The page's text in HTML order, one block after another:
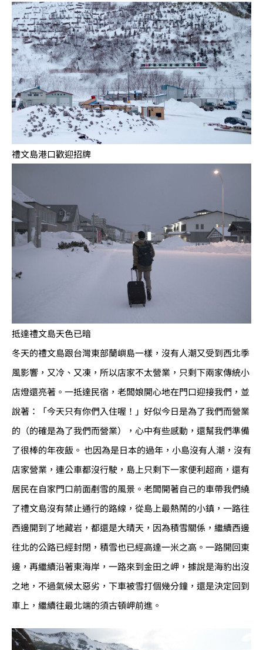
禮文島港口歡迎招牌
抵達禮文島天色已暗
冬天的禮文島跟台灣東部蘭嶼島一樣，沒有人潮又受到西北季
風影響，又冷、又凍，所以店家不太營業，只剩下兩家傳統小
店燈還亮著。一抵達民宿，老闆娘開心地在門口迎接我們，並
說著：「今天只有你們入住喔！」好似今日是為了我們而營業
的（的確是為了我們而營業），心中有些感動，還幫我們準備
了很棒的年夜飯。 也因為是日本的過年，小島沒有人潮，沒有
店家營業，連公車都沒行駛，島上只剩下一家便利超商，還有
居民在自家門口前面剷雪的風景。老闆開著自己的車帶我們繞
了禮文島沒有禁止通行的路線，從島上最熱鬧的小鎮，一路往
西邊開到了地藏岩，都還是大晴天，因為積雪關係，繼續西邊
往北的公路已經封閉，積雪也已經高達一米之高。一路開回東
邊，再繼續沿著東海岸，一路來到金田之岬，據說是海豹出沒
之地，不過氣候太惡劣，下車被雪打個幾分鐘，還是決定回到
車上，繼續往最北端的須古頓岬前進。